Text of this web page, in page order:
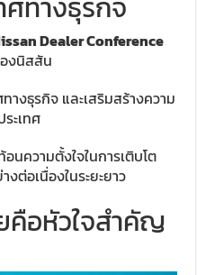
Dealer Conference
งนิสสัน
างธุรกิจ และเสริมสร้างความ
ะเทศ
นความตั้งใจในการเติบโต
ต่อเนื่องในระยะยาว
คือหัวใจสำคัญ